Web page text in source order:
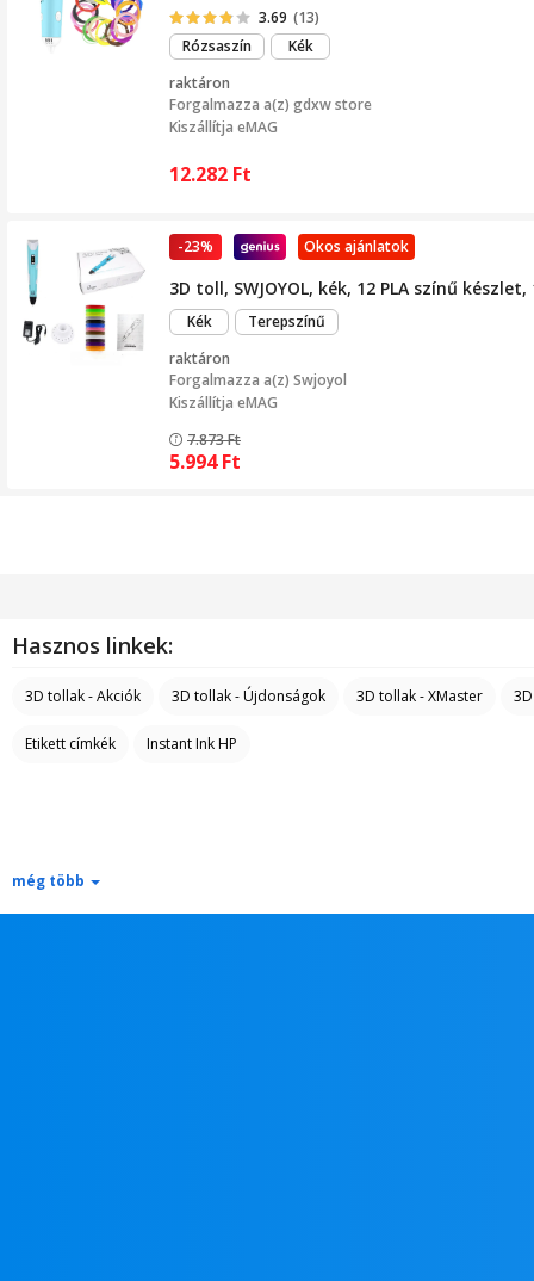
3.69 (13)
Rózsaszín
Kék
raktáron
Forgalmazza a(z) gdxw store
Kiszállítja eMAG
12.282 Ft
Okos ajánlatok
-23%
3D toll, SWJOYOL, kék, 12 PLA színű
Kék
Terepszínű
raktáron
Forgalmazza a(z) Swjoyol
Kiszállítja eMAG
7.873Ft
5.994Ft
Hasznos linkek:
3D tollak - Akciók 3D tollak - Újdonságok 3D tollak - XMaster
Etikett címkék Instant Ink HP
még több